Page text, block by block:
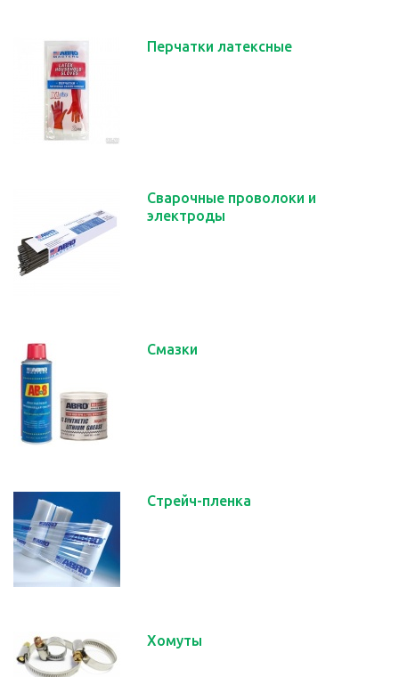
Перчатки латексные
Сварочные проволоки и
электроды
Смазки
Стрейч-пленка
Хомуты